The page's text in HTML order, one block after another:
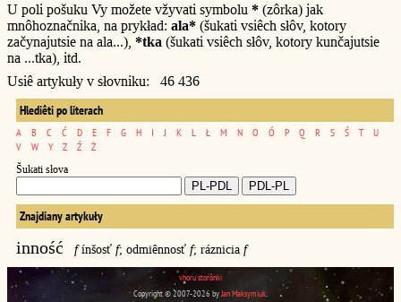
U poli pošuku Vy možete vžyvati symbolu * (zôrka) jak
mnôhoznačnika, na prykład: ala* (šukati vsiêch słôv, kotory
začynajutsie na ala...), *tka (šukati vsiêch słôv, kotory kunčajutsie
na ...tka), itd.
Usiê artykuły v słovniku: 46 436
Hlediêti po literach
A B C Ć D E F G H I J K L Ł M N O Ó P Q R S Ś T
U
V
W Y Z Ź Ż
Šukati słova
Znajdiany artykuły
inność fínšosť f; odmiênnosť f; ráznicia f
vhoru storônki
Copyright © 2007-2026 byJan Maksymiuk